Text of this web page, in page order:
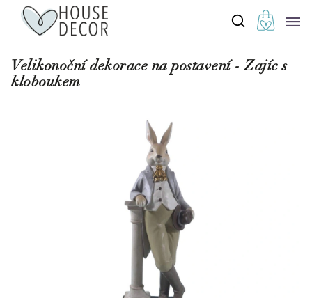
Velikonoční dekorace na postavení - Zajíc s
kloboukem